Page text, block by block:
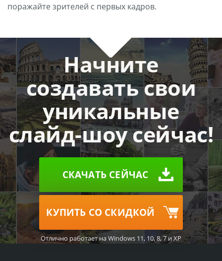
поражайте зрителей с первых кадров.
Начните
создавать свои
уникальные
слайд-шоу сейчас!
СКАЧАТЬ СЕЙЧАС
КУПИТЬ СО СКИДКОЙ
Отлично работает на Windows 11, 10, 8, 7 и XP